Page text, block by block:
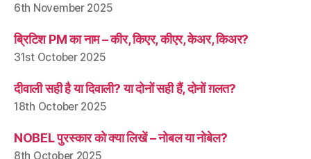
6th November 2025
ब्रिटिश PM का नाम – कीर, किएर, कीएर, केअर, किअर?
31st October 2025
दीवाली सही है या दिवाली? या दोनों सही हैं, दोनों ग़लत?
18th October 2025
NOBEL पुरस्कार को क्या लिखें – नोबल या नोबेल?
8th October 2025